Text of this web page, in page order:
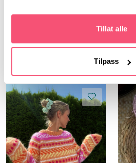
Tillat alle
Tilpass
ANDRE